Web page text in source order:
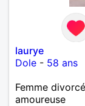
laurye
Dole - 58 ans
Femme
amoureuse